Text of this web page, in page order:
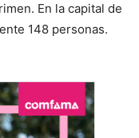
En la capital de
148 personas.